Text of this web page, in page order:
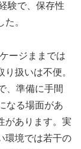
験で、保存性
。
ージままでは
扱いは不便。
、準備に手間
なる場面があ
があります。実
環境では若干の